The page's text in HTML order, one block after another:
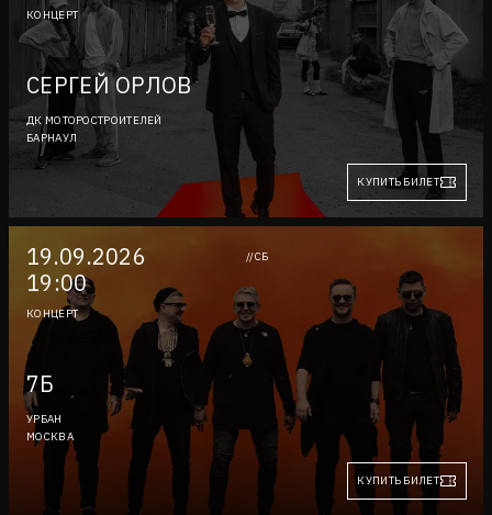
КОНЦЕРТ
СЕРГЕЙ ОРЛОВ
ДК МОТОРОСТРОИТЕЛЕЙ
БАРНАУЛ
КУПИТЬ БИЛЕТ
19.09.2026
19:00
//СБ
КОНЦЕРТ
7Б
УРБАН
МОСКВА
КУПИТЬ БИЛЕТ